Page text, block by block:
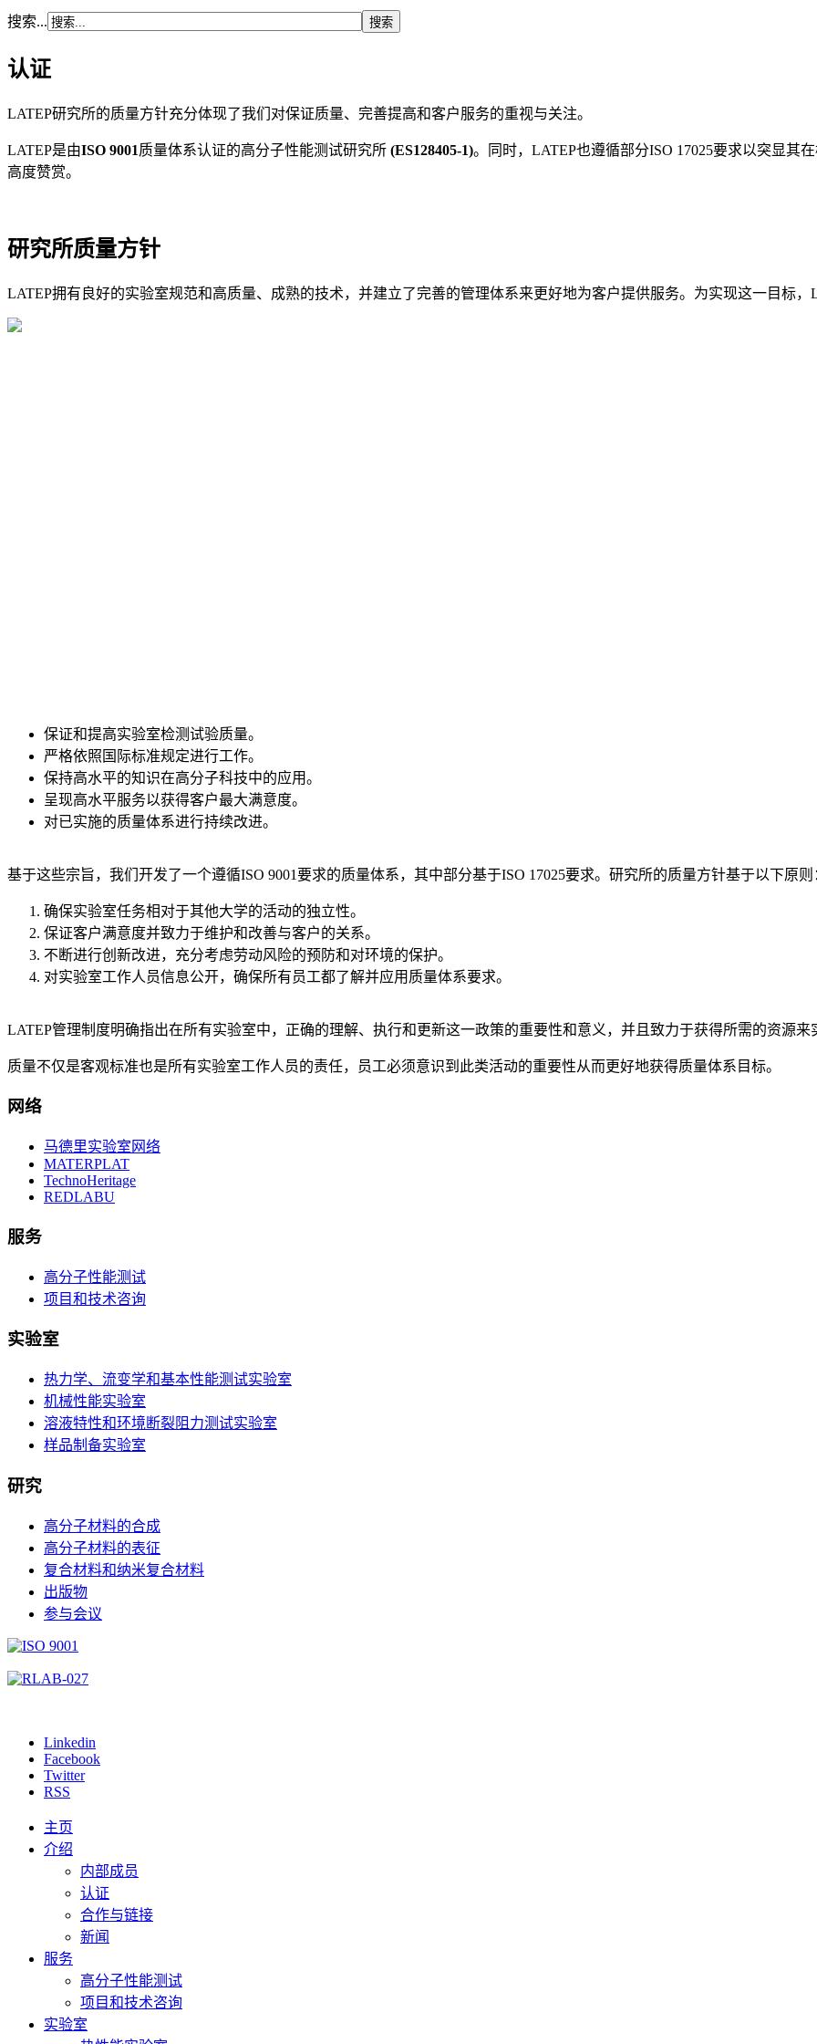
搜索...
认证
LATEP研究所的质量方针充分体现了我们对保证质量、完善提高和客户服务的重视与关注。
LATEP是由ISO 9001质量体系认证的高分子性能测试研究所 (ES128405-1)。同时，LATEP也遵循部分ISO 17025要求以突显其
高度赞赏。
研究所质量方针
LATEP拥有良好的实验室规范和高质量、成熟的技术，并建立了完善的管理体系来更好地为客户提供服务。为实现这一目标，
保证和提高实验室检测试验质量。
严格依照国际标准规定进行工作。
保持高水平的知识在高分子科技中的应用。
呈现高水平服务以获得客户最大满意度。
对已实施的质量体系进行持续改进。
基于这些宗旨，我们开发了一个遵循ISO 9001要求的质量体系，其中部分基于ISO 17025要求。研究所的质量方针基于以下原则
确保实验室任务相对于其他大学的活动的独立性。
保证客户满意度并致力于维护和改善与客户的关系。
不断进行创新改进，充分考虑劳动风险的预防和对环境的保护。
对实验室工作人员信息公开，确保所有员工都了解并应用质量体系要求。
LATEP管理制度明确指出在所有实验室中，正确的理解、执行和更新这一政策的重要性和意义，并且致力于获得所需的资源来
质量不仅是客观标准也是所有实验室工作人员的责任，员工必须意识到此类活动的重要性从而更好地获得质量体系目标。
网络
马德里实验室网络
MATERPLAT
TechnoHeritage
REDLABU
服务
高分子性能测试
项目和技术咨询
实验室
热力学、流变学和基本性能测试实验室
机械性能实验室
溶液特性和环境断裂阻力测试实验室
样品制备实验室
研究
高分子材料的合成
高分子材料的表征
复合材料和纳米复合材料
出版物
参与会议
Linkedin
Facebook
Twitter
RSS
主页
介绍
内部成员
认证
合作与链接
新闻
服务
高分子性能测试
项目和技术咨询
实验室